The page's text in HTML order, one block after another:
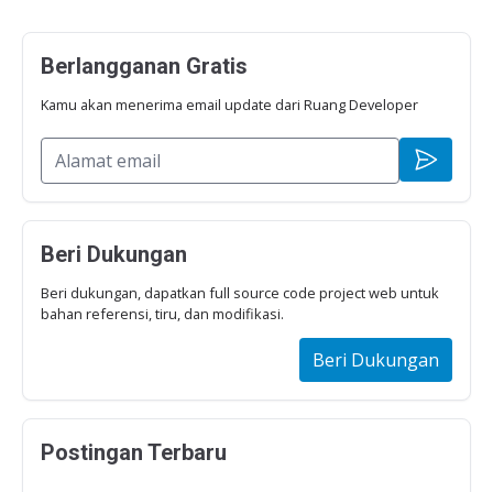
Berlangganan Gratis
Kamu akan menerima email update dari Ruang Developer
Beri Dukungan
Beri dukungan, dapatkan full source code project web untuk
bahan referensi, tiru, dan modifikasi.
Beri Dukungan
Postingan Terbaru